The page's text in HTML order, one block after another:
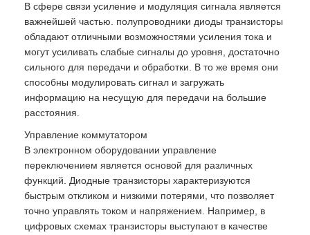
В сфере связи усиление и модуляция сигнала является
важнейшей частью. полупроводники диоды транзисторы
обладают отличными возможностями усиления тока и
могут усиливать слабые сигналы до уровня, достаточно
сильного для передачи и обработки. В то же время они
способны модулировать сигнал и загружать
информацию на несущую для передачи на большие
расстояния.
Управление коммутатором
В электронном оборудовании управление
переключением является основой для различных
функций. Диодные транзисторы характеризуются
быстрым откликом и низкими потерями, что позволяет
точно управлять током и напряжением. Например, в
цифровых схемах транзисторы выступают в качестве